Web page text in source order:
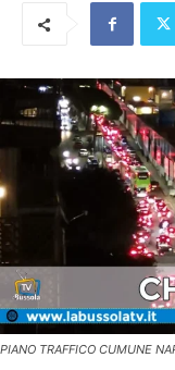
PIANO TRAFFICO CUMUNE